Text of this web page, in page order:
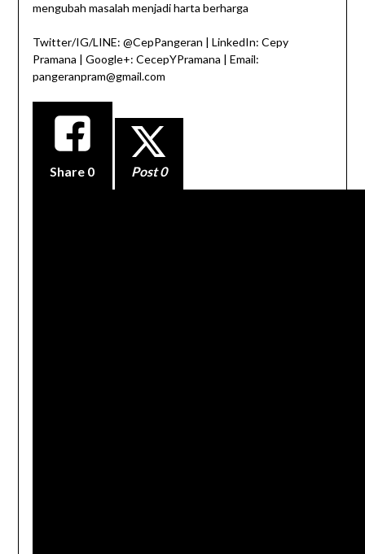
mengubah masalah menjadi harta berharga
Twitter/IG/LINE: @CepPangeran | LinkedIn: Cepy
Pramana | Google+: CecepYPramana | Email:
pangeranpram@gmail.com
Share 0 Post 0